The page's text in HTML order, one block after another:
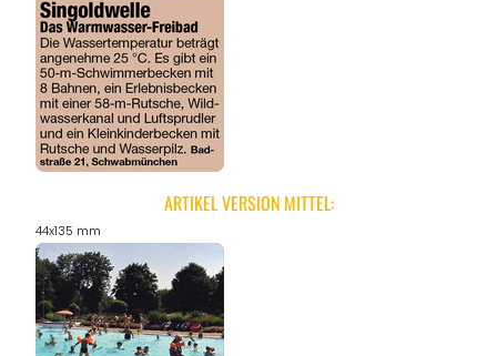
ARTIKEL VERSION MITTEL:
44x135 mm